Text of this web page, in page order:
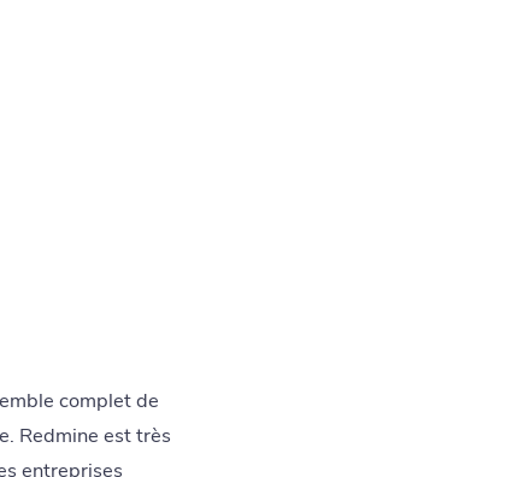
complet de
Redmine est très
entreprises